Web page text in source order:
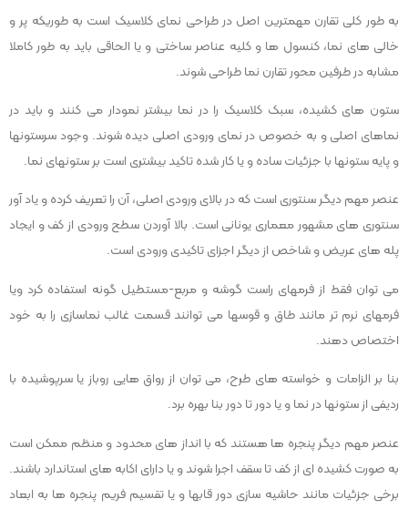
​به طور کلی تقارن مهمترین اصل در طراحی نمای کلاسیک است به طوریکه پر و
خالی های نما، کنسول ها و کلیه عناصر ساختی و یا الحاقی باید به طور کاملا
مشابه در طرفین محور تقارن نما طراحی شوند.
ستون های کشیده، سبک کلاسیک را در نما بیشتر نمودار می کنند و باید در
نماهای اصلی و به خصوص در نمای ورودی اصلی دیده شوند. وجود سرستونها
و پایه ستونها با جزئیات ساده و یا کار شده تاکید بیشتری است بر ستونهای نما.
عنصر مهم دیگر سنتوری است که در بالای ورودی اصلی، آن را تعریف کرده و یاد آور
سنتوری های مشهور معماری یونانی است. بالا آوردن سطح ورودی از کف و ایجاد
پله های عریض و شاخص از دیگر اجزای تاکیدی ورودی است.
می توان فقط از فرمهای راست گوشه و مربع-مستطیل گونه استفاده کرد ویا
فرمهای نرم تر مانند طاق و قوسها می توانند قسمت غالب نماسازی را به خود
اختصاص دهند.
بنا بر الزامات و خواسته های طرح، می توان از رواق هایی روباز یا سرپوشیده با
ردیفی از ستونها در نما و یا دور تا دور بنا بهره برد.
عنصر مهم دیگر پنجره ها هستند که با انداز های محدود و منظم ممکن است
به صورت کشیده ای از کف تا سقف اجرا شوند و یا دارای اکابه های استاندارد باشند.
برخی جزئیات مانند حاشیه سازی دور قابها و یا تقسیم فریم پنجره ها به ابعاد